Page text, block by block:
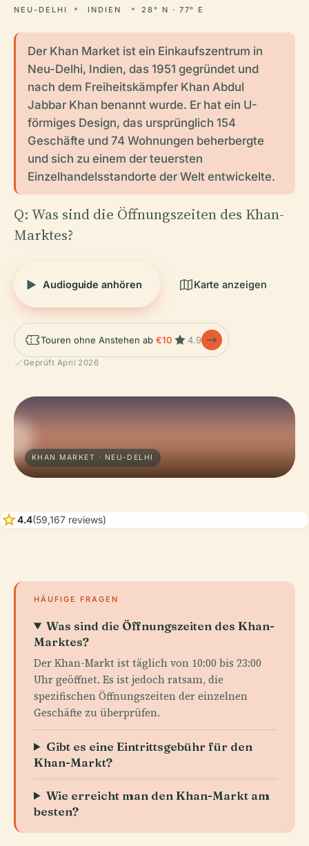
NEU-DELHI INDIEN 28° N · 77° E
Der Khan Market ist ein Einkaufszentrum in
Neu-Delhi, Indien, das 1951 gegründet und
nach dem Freiheitskämpfer Khan Abdul
Jabbar Khan benannt wurde. Er hat ein U-
förmiges Design, das ursprünglich 154
Geschäfte und 74 Wohnungen beherbergte
und sich zu einem der teuersten
Einzelhandelsstandorte der Welt entwickelte.
Q: Was sind die Öffnungszeiten des Khan-
Marktes?
Audioguide anhören Karte anzeigen
Touren ohne Anstehen ab €10 4.9
Geprüft April 2026
KHAN MARKET · NEU-DELHI
star4.4(59,167 reviews)
HÄUFIGE FRAGEN
Was sind die Öffnungszeiten des Khan-
Marktes?
Der Khan-Markt ist täglich von 10:00 bis 23:00
Uhr geöffnet. Es ist jedoch ratsam, die
spezifischen Öffnungszeiten der einzelnen
Geschäfte zu überprüfen.
Gibt es eine Eintrittsgebühr für den
Khan-Markt?
Wie erreicht man den Khan-Markt am
besten?